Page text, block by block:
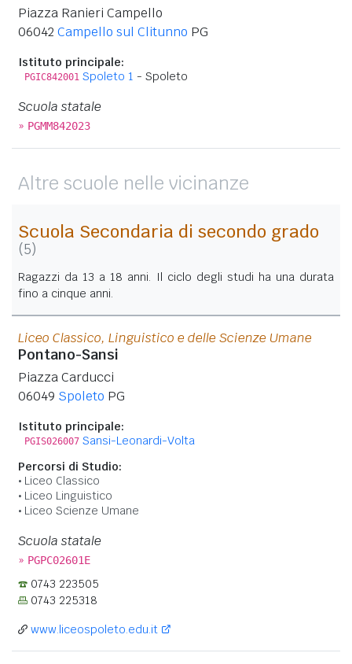
Piazza Ranieri Campello
06042 Campello sul Clitunno PG
Istituto principale:
PGIC842001 Spoleto 1 - Spoleto
Scuola statale
» PGMM842023
Altre scuole nelle vicinanze
Scuola Secondaria di secondo grado
(5)
Ragazzi da 13 a 18 anni. Il ciclo degli studi ha una durata
fino a cinque anni.
Liceo Classico, Linguistico e delle Scienze Umane
Pontano-Sansi
Piazza Carducci
06049 Spoleto PG
Istituto principale:
PGIS026007 Sansi-Leonardi-Volta
Percorsi di Studio:
Liceo Classico
Liceo Linguistico
Liceo Scienze Umane
Scuola statale
» PGPC02601E
0743 223505
0743 225318
www.liceospoleto.edu.it